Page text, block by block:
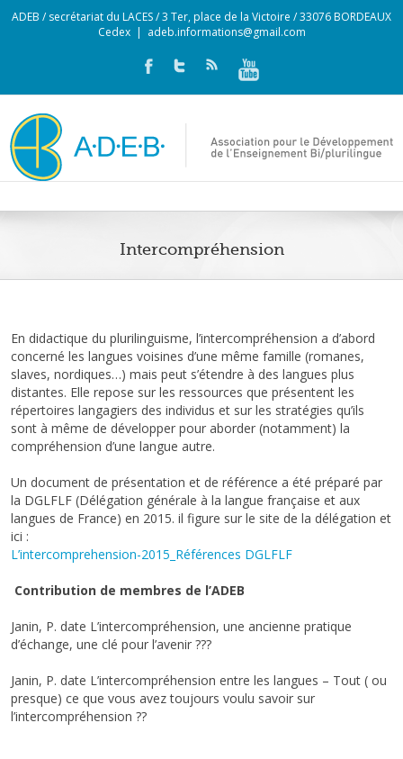
ADEB / secrétariat du LACES / 3 Ter, place de la Victoire / 33076 BORDEAUX
Cedex | adeb.informations@gmail.com
Intercompréhension
En didactique du plurilinguisme, l’intercompréhension a d’abord
concerné les langues voisines d’une même famille (romanes,
slaves, nordiques…) mais peut s’étendre à des langues plus
distantes. Elle repose sur les ressources que présentent les
répertoires langagiers des individus et sur les stratégies qu’ils
sont à même de développer pour aborder (notamment) la
compréhension d’une langue autre.
Un document de présentation et de référence a été préparé par
la DGLFLF (Délégation générale à la langue française et aux
langues de France) en 2015. il figure sur le site de la délégation et
ici :
L’intercomprehension-2015_Références DGLFLF
Contribution de membres de l’ADEB
Janin, P. date L’intercompréhension, une ancienne pratique
d’échange, une clé pour l’avenir ???
Janin, P. date L’intercompréhension entre les langues – Tout ( ou
presque) ce que vous avez toujours voulu savoir sur
l’intercompréhension ??